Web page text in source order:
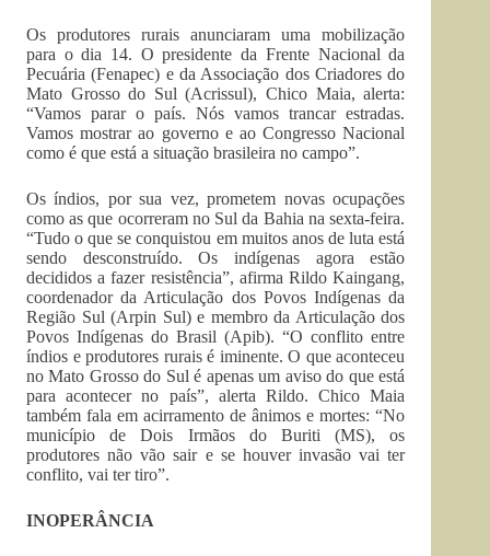
Os produtores rurais anunciaram uma mobilização
para o dia 14. O presidente da Frente Nacional da
Pecuária (Fenapec) e da Associação dos Criadores do
Mato Grosso do Sul (Acrissul), Chico Maia, alerta:
“Vamos parar o país. Nós vamos trancar estradas.
Vamos mostrar ao governo e ao Congresso Nacional
como é que está a situação brasileira no campo”.
Os índios, por sua vez, prometem novas ocupações
como as que ocorreram no Sul da Bahia na sexta-feira.
“Tudo o que se conquistou em muitos anos de luta está
sendo desconstruído. Os indígenas agora estão
decididos a fazer resistência”, afirma Rildo Kaingang,
coordenador da Articulação dos Povos Indígenas da
Região Sul (Arpin Sul) e membro da Articulação dos
Povos Indígenas do Brasil (Apib). “O conflito entre
índios e produtores rurais é iminente. O que aconteceu
no Mato Grosso do Sul é apenas um aviso do que está
para acontecer no país”, alerta Rildo. Chico Maia
também fala em acirramento de ânimos e mortes: “No
município de Dois Irmãos do Buriti (MS), os
produtores não vão sair e se houver invasão vai ter
conflito, vai ter tiro”.
INOPERÂNCIA